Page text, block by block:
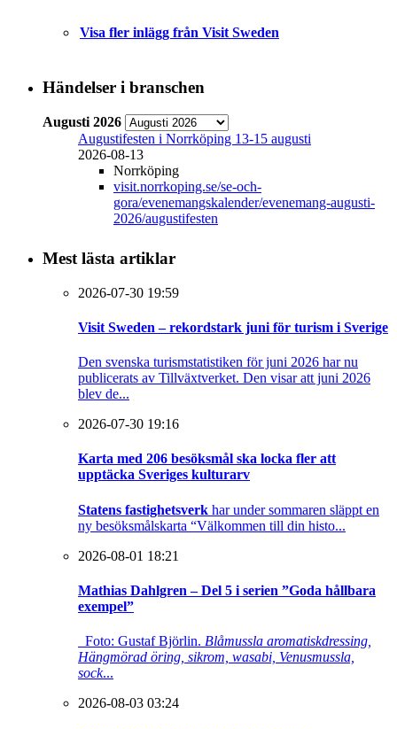
Visa fler inlägg från Visit Sweden
Händelser i branschen
Augusti 2026
Augustifesten i Norrköping 13-15 augusti
2026-08-13
Norrköping
visit.norrkoping.se/se-och-
gora/evenemangskalender/evenemang-augusti-
2026/augustifesten
Mest lästa artiklar
2026-07-30 19:59
Visit Sweden – rekordstark juni för turism i Sverige
Den svenska turismstatistiken för juni 2026 har nu
publicerats av Tillväxtverket. Den visar att juni 2026
blev de...
2026-07-30 19:16
Karta med 206 besöksmål ska locka fler att
upptäcka Sveriges kulturarv
Statens fastighetsverk har under sommaren släppt en
ny besöksmålskarta “Välkommen till din histo...
2026-08-01 18:21
Mathias Dahlgren – Del 5 i serien ”Goda hållbara
exempel”
Foto: Gustaf Björlin. Blåmussla aromatiskdressing,
Hängmörad öring, sikrom, wasabi, Venusmussla,
sock...
2026-08-03 03:24